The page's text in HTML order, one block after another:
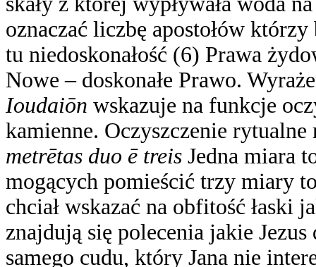
oznaczać liczbę apostołów
tu niedoskonałość (6) Prawa
Nowe – doskonałe Prawo.
Ioudaiōn wskazuje na funkcje
kamienne. Oczyszczenie
metrētas duo ē treis Jedna miara
mogących pomieścić trzy miary
chciał wskazać na obfitość łaski
znajdują się polecenia jakie
samego cudu, który Jana nie